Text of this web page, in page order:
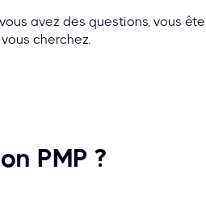
avez des questions, vous
cherchez.
PMP ?